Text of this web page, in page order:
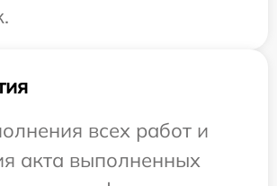
всех работ и
акта выполненных